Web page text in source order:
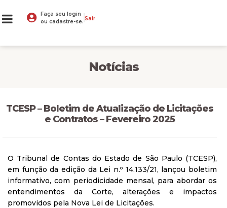
Faça seu login
ou cadastre-se. Sair
Notícias
TCESP – Boletim de Atualização de Licitações
e Contratos – Fevereiro 2025
O Tribunal de Contas do Estado de São Paulo (TCESP),
em função da edição da Lei n.º 14.133/21, lançou boletim
informativo, com periodicidade mensal, para abordar os
entendimentos da Corte, alterações e impactos
promovidos pela Nova Lei de Licitações.